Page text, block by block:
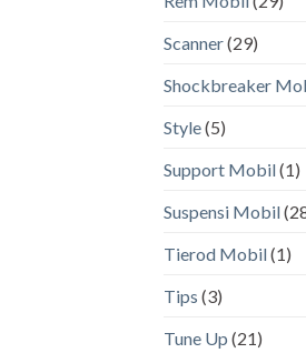
Scanner(29)
Shockbreaker
Style(5)
Support Mobil(1)
Suspensi Mobil
Tierod Mobil(1)
Tips (3)
Tune Up (21)